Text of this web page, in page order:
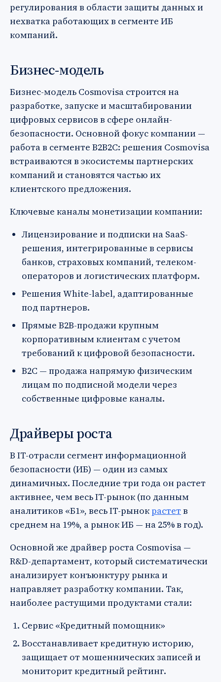
регулирования в области защиты данных и
нехватка работающих в сегменте ИБ
компаний.
Бизнес-модель
Бизнес-модель Cosmovisa строится на
разработке, запуске и масштабировании
цифровых сервисов в сфере онлайн-
безопасности. Основной фокус компании —
работа в сегменте B2B2C: решения Cosmovisa
встраиваются в экосистемы партнерских
компаний и становятся частью их
клиентского предложения.
Ключевые каналы монетизации компании:
Лицензирование и подписки на SaaS-
решения, интегрированные в сервисы
банков, страховых компаний, телеком-
операторов и логистических платформ.
Решения White-label, адаптированные
под партнеров.
Прямые B2B-продажи крупным
корпоративным клиентам с учетом
требований к цифровой безопасности.
B2C — продажа напрямую физическим
лицам по подписной модели через
собственные цифровые каналы.
Драйверы роста
В IT-отрасли сегмент информационной
безопасности (ИБ) — один из самых
динамичных. Последние три года он растет
активнее, чем весь IT-рынок (по данным
аналитиков «Б1», весь IT-рынок растет в
среднем на 19%, а рынок ИБ — на 25% в год).
Основной же драйвер роста Cosmovisa —
R&D-департамент, который систематически
анализирует конъюнктуру рынка и
направляет разработку компании. Так,
наиболее растущими продуктами стали:
Сервис «Кредитный помощник»
Восстанавливает кредитную историю,
защищает от мошеннических записей и
мониторит кредитный рейтинг.